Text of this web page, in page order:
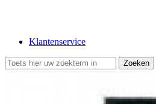
Klantenservice